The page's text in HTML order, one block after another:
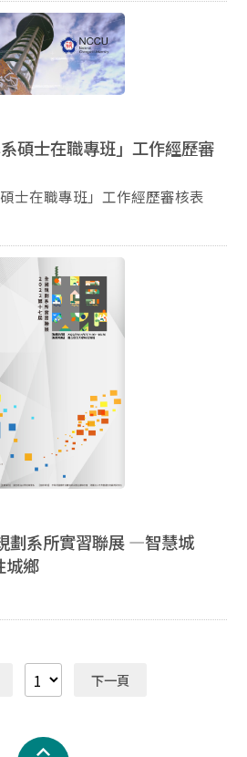
事長
雲 經歷：現任財
有財產署署長
燕 經歷：現任台
o
院長、德霖科技大學副校長
經歷：現任國泰
世華銀行董事長
經歷：曾任財政
土地開發公司董事長
明 經歷：現任中
考試院副院長、行政院政務委
設實業(股)公司董事長、政治大學
資產評估顧問(股)公司董事長、政
長、中國文化大學都市計劃與開發
系兼任教授 https://youtu.be/GnH980XIEnI
碩士在職專班」工作經歷審
士在職專班」工作經歷審核表
劃系所實習聯展 —智慧城
城鄉
下一頁